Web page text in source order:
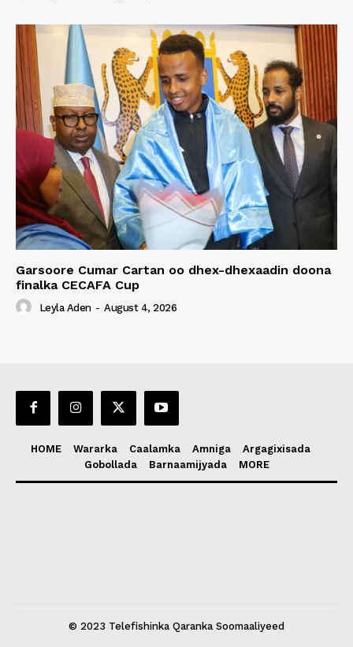
Garsoore Cumar Cartan oo dhex-dhexaadin doona
finalka CECAFA Cup
Leyla Aden - August 4, 2026
HOME Wararka Caalamka Amniga
Argagixisada
Gobollada
Barnaamijyada MORE
© 2023 Telefishinka Qaranka Soomaaliyeed